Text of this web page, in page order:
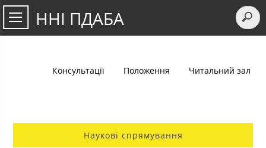
ННІ ПДАБА
Консультації Положення Читальний зал
Наукові спрямування